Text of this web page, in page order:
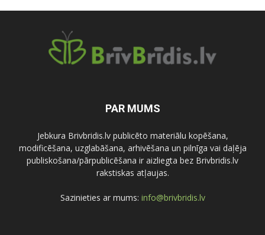
PAR MUMS
Jebkura Brivbridis.lv publicēto materiālu kopēšana,
modificēšana, uzglabāšana, arhivēšana un pilnīga vai daļēja
publiskošana/pārpublicēšana ir aizliegta bez Brivbridis.lv
rakstiskas atļaujas.
Sazinieties ar mums: info@brivbridis.lv